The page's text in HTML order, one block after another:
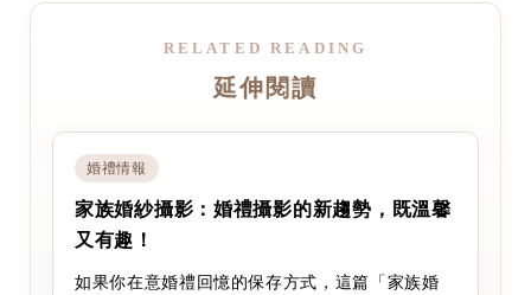
RELATED READING
延伸閱讀
婚禮情報
家族婚紗攝影：婚禮攝影的新趨勢，既溫馨
又有趣！
如果你在意婚禮回憶的保存方式，這篇「家族婚